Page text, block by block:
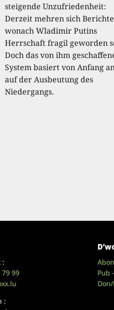
steigende Unzufriedenheit:
Derzeit mehren sich
wonach Wladimir Putins
Herrschaft fragil geworden
Doch das von ihm
System basiert von Anfang
auf der Ausbeutung des
Niedergangs.
:
79 99
:
Pub